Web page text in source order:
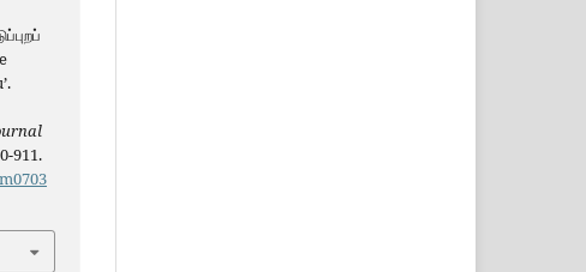
911.